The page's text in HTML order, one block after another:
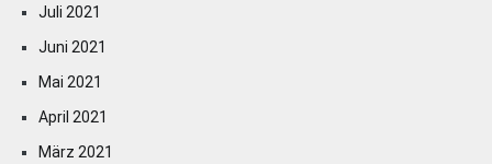
Juli 2021
Juni 2021
Mai 2021
April 2021
März 2021